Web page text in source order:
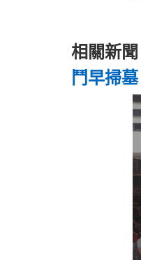
相關新聞
鬥早掃